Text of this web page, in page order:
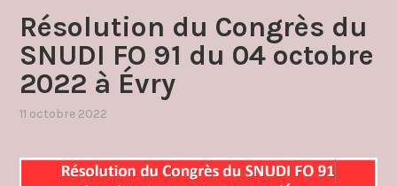
Résolution du Congrès du
SNUDI FO 91 du 04 octobre
2022 à Évry
11 octobre 2022
non